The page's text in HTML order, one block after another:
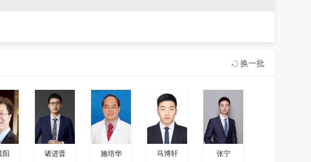
换一批
阳 诸进晋 施培华 马博轩 张宁